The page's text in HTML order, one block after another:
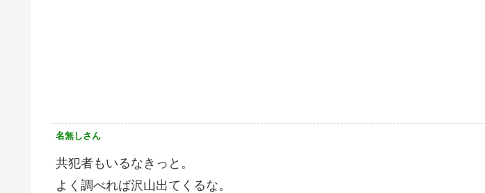
名無しさん
共犯者もいるなきっと。
よく調べれば沢山出てくるな。